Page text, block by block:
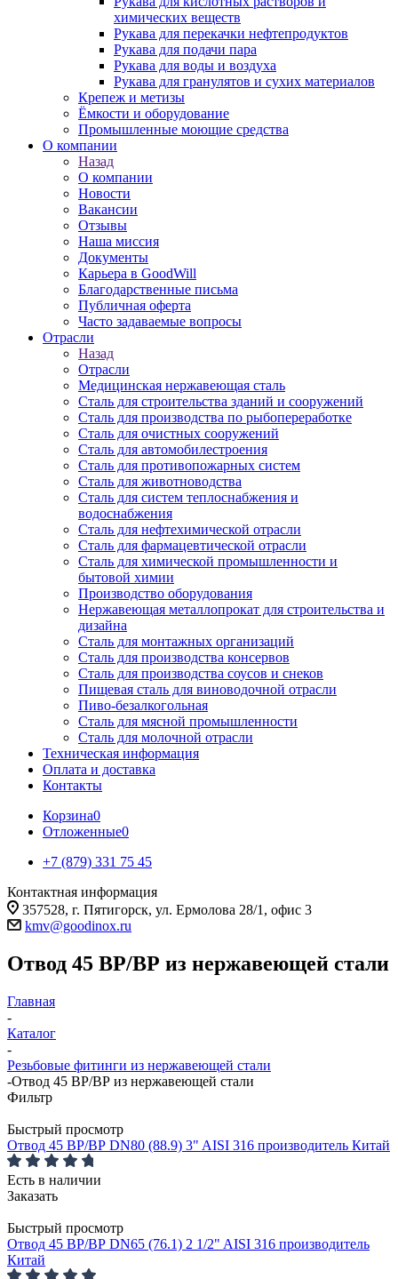
химических веществ
Рукава для перекачки нефтепродуктов
Рукава для подачи пара
Рукава для воды и воздуха
Рукава для гранулятов и сухих материалов
Крепеж и метизы
Ёмкости и оборудование
Промышленные моющие средства
О компании
Назад
О компании
Новости
Вакансии
Отзывы
Наша миссия
Документы
Карьера в GoodWill
Благодарственные письма
Публичная оферта
Часто задаваемые вопросы
Отрасли
Назад
Отрасли
Медицинcкая нержавеющая сталь
Сталь для строительства зданий и сооружений
Сталь для производства по рыбопереработке
Сталь для очистных сооружений
Сталь для автомобилестроения
Сталь для противопожарных систем
Сталь для животноводства
Сталь для систем теплоснабжения и
водоснабжения
Сталь для нефтехимической отрасли
Сталь для фармацевтической отрасли
Сталь для химической промышленности и
бытовой химии
Производство оборудования
Нержавеющая металлопрокат для строительства и
дизайна
Сталь для монтажных организаций
Сталь для производства консервов
Сталь для производства соусов и снеков
Пищевая сталь для виноводочной отрасли
Пиво-безалкогольная
Сталь для мясной промышленности
Сталь для молочной отрасли
Техническая информация
Оплата и доставка
Контакты
Корзина0
Отложенные0
+7 (879) 331 75 45
Контактная информация
357528, г. Пятигорск, ул. Ермолова 28/1, офис 3
kmv@goodinox.ru
Отвод 45 ВР/ВР из нержавеющей стали
Главная
-
Каталог
-
Резьбовые фитинги из нержавеющей стали
-Отвод 45 ВР/ВР из нержавеющей стали
Фильтр
Быстрый просмотр
Отвод 45 ВР/ВР DN80 (88.9) 3" AISI 316 производитель Китай
Есть в наличии
Заказать
Быстрый просмотр
Отвод 45 ВР/ВР DN65 (76.1) 2 1/2" AISI 316 производитель
Китай